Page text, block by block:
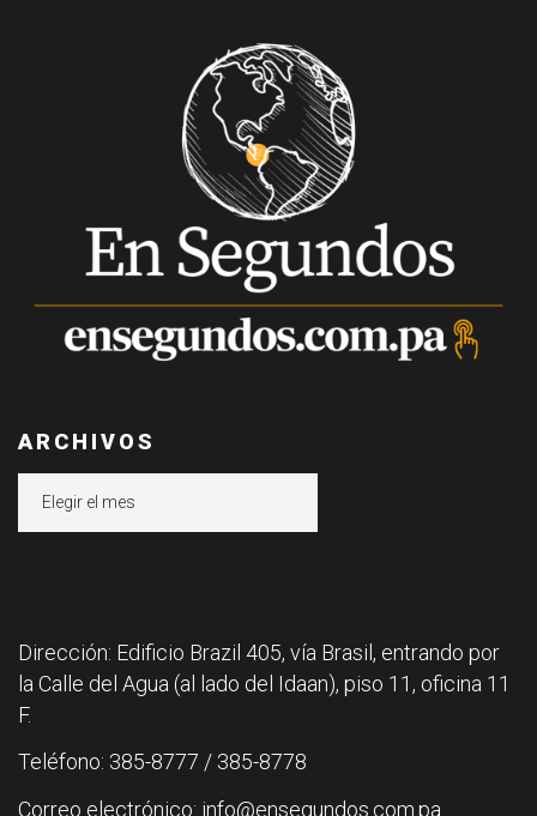
ARCHIVOS
Dirección: Edificio Brazil 405, vía Brasil, entrando por
la Calle del Agua (al lado del Idaan), piso 11, oficina 11
F.
Teléfono: 385-8777 / 385-8778
Correo electrónico: info@ensegundos.com.pa